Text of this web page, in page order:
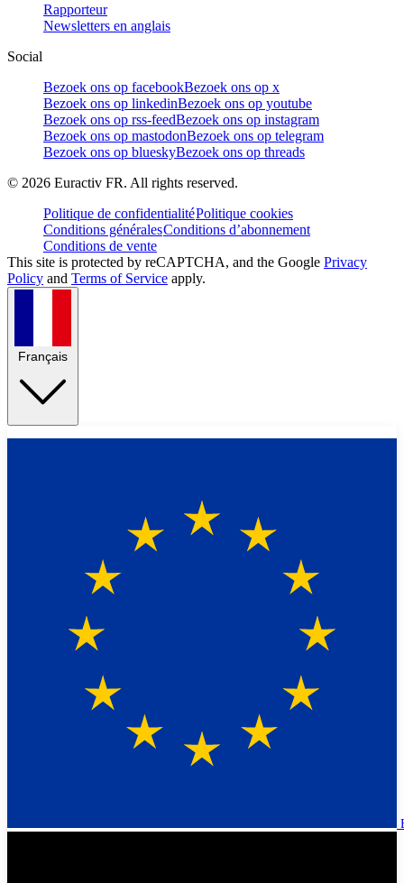
Rapporteur
Newsletters en anglais
Social
Bezoek ons op facebookBezoek ons op x
Bezoek ons op linkedinBezoek ons op youtube
Bezoek ons op rss-feedBezoek ons op instagram
Bezoek ons op mastodonBezoek ons op telegram
Bezoek ons op blueskyBezoek ons op threads
© 2026 Euractiv FR. All rights reserved.
Politique de confidentialitéPolitique cookies
Conditions généralesConditions d’abonnement
Conditions de vente
This site is protected by reCAPTCHA, and the Google Privacy
Policy and Terms of Service apply.
Français